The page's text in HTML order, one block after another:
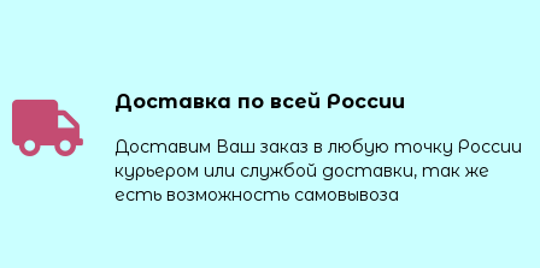
Доставка по всей России
Доставим Ваш заказ в любую точку России
курьером или службой доставки, так же
есть возможность самовывоза